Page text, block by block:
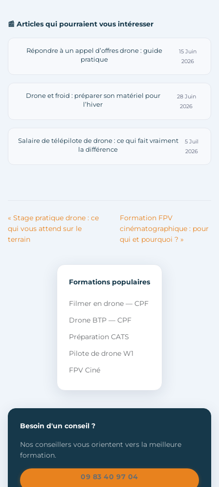
📰 Articles qui pourraient vous intéresser
Répondre à un appel d’offres drone : guide
pratique
15 Juin
2026
Drone et froid : préparer son matériel pour
l’hiver
28 Juin
2026
Salaire de télépilote de drone : ce qui fait vraiment
la différence
5 Juil
2026
« Stage pratique drone : ce
qui vous attend sur le
terrain
Formation FPV
cinématographique : pour
qui et pourquoi ? »
Formations populaires
Filmer en drone — CPF
Drone BTP — CPF
Préparation CATS
Pilote de drone W1
FPV Ciné
Besoin d'un conseil ?
Nos conseillers vous orientent vers la meilleure
formation.
09 83 40 97 04